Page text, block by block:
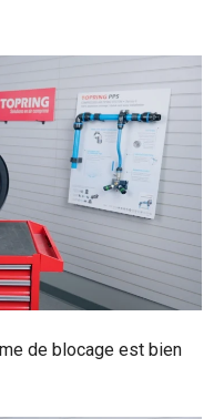
de blocage est bien